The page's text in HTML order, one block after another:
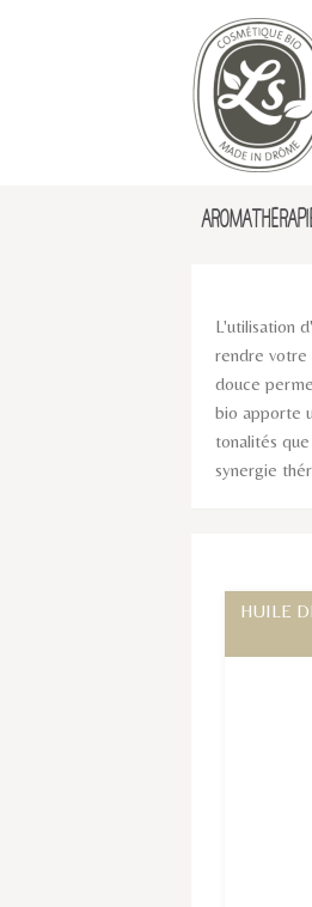
L'utilisation
rendre votre
douce
bio apporte
tonalités
synergie
HUILE